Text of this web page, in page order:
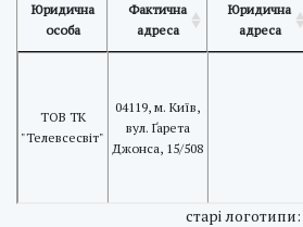
Юридична
особа
Фактична
адреса
Юридична
адреса
ТОВ ТК
"Телевсесвіт"
04119, м. Київ,
вул. Ґарета
Джонса, 15/508
cтарі логотипи: